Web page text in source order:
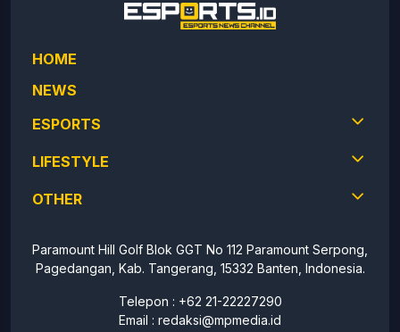
HOME
NEWS
ESPORTS
LIFESTYLE
OTHER
Paramount Hill Golf Blok GGT No 112 Paramount Serpong,
Pagedangan, Kab. Tangerang, 15332 Banten, Indonesia.
Telepon : +62 21-22227290
Email : redaksi@mpmedia.id